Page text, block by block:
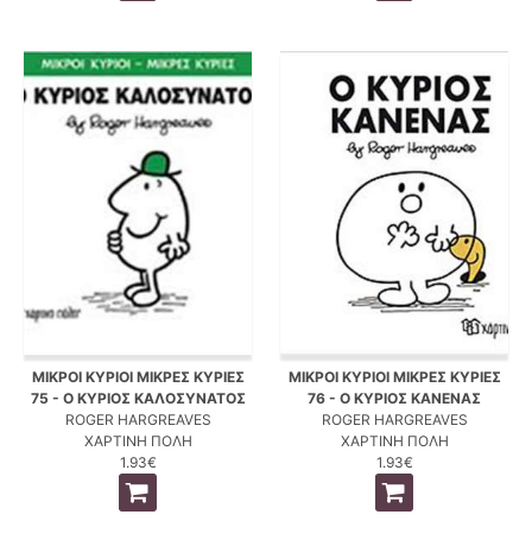
ΜΙΚΡΟΙ ΚΥΡΙΟΙ ΜΙΚΡΕΣ ΚΥΡΙΕΣ
75 - Ο ΚΥΡΙΟΣ ΚΑΛΟΣΥΝΑΤΟΣ
ROGER HARGREAVES
ΧΑΡΤΙΝΗ ΠΟΛΗ
1.93€
ΜΙΚΡΟΙ ΚΥΡΙΟΙ ΜΙΚΡΕΣ ΚΥΡΙΕΣ
76 - Ο ΚΥΡΙΟΣ ΚΑΝΕΝΑΣ
ROGER HARGREAVES
ΧΑΡΤΙΝΗ ΠΟΛΗ
1.93€